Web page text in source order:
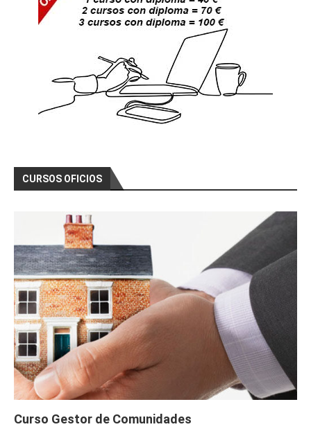
CURSOS OFICIOS
Curso Gestor de Comunidades